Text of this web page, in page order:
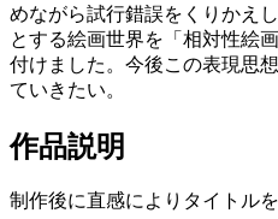
めながら試行錯誤をくりかえ
とする絵画世界を「相対性絵
付けました。今後この表現思
ていきたい。
作品説明
制作後に直感によりタイトルを